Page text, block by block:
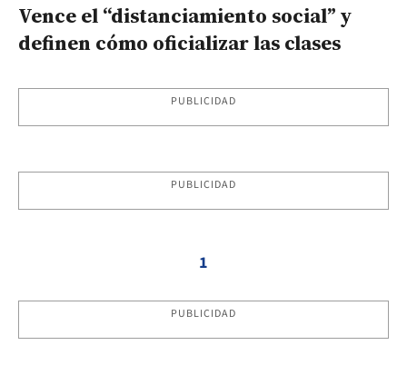
Vence el “distanciamiento social” y
definen cómo oficializar las clases
PUBLICIDAD
PUBLICIDAD
1
PUBLICIDAD